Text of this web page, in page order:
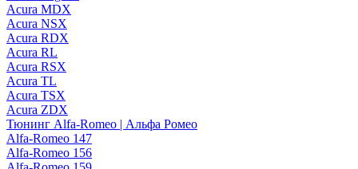
Acura MDX
Acura NSX
Acura RDX
Acura RL
Acura RSX
Acura TL
Acura TSX
Acura ZDX
Тюнинг Alfa-Romeo | Альфа Ромео
Alfa-Romeo 147
Alfa-Romeo 156